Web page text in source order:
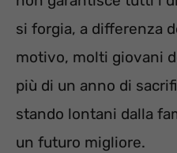
si forgia, a differenza
motivo, molti giovani
più di un anno di
stando lontani dalla
un futuro migliore.